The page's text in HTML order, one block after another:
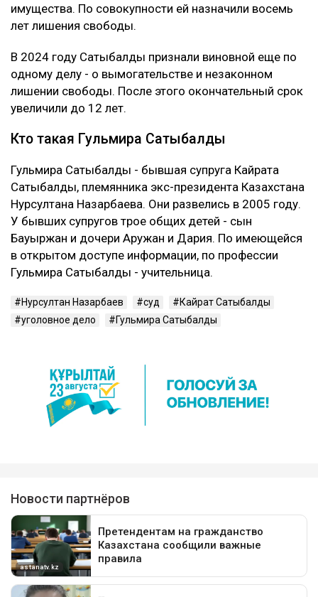
имущества. По совокупности ей назначили восемь
лет лишения свободы.
В 2024 году Сатыбалды признали виновной еще по
одному делу - о вымогательстве и незаконном
лишении свободы. После этого окончательный срок
увеличили до 12 лет.
Кто такая Гульмира Сатыбалды
Гульмира Сатыбалды - бывшая супруга Кайрата
Сатыбалды, племянника экс-президента Казахстана
Нурсултана Назарбаева. Они развелись в 2005 году.
У бывших супругов трое общих детей - сын
Бауыржан и дочери Аружан и Дария. По имеющейся
в открытом доступе информации, по профессии
Гульмира Сатыбалды - учительница.
Нурсултан Назарбаев суд
Кайрат Сатыбалды
уголовное дело
Гульмира Сатыбалды